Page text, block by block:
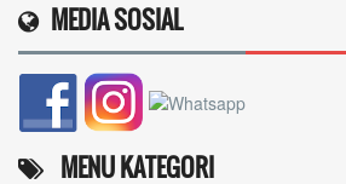
MEDIA SOSIAL
MENU KATEGORI